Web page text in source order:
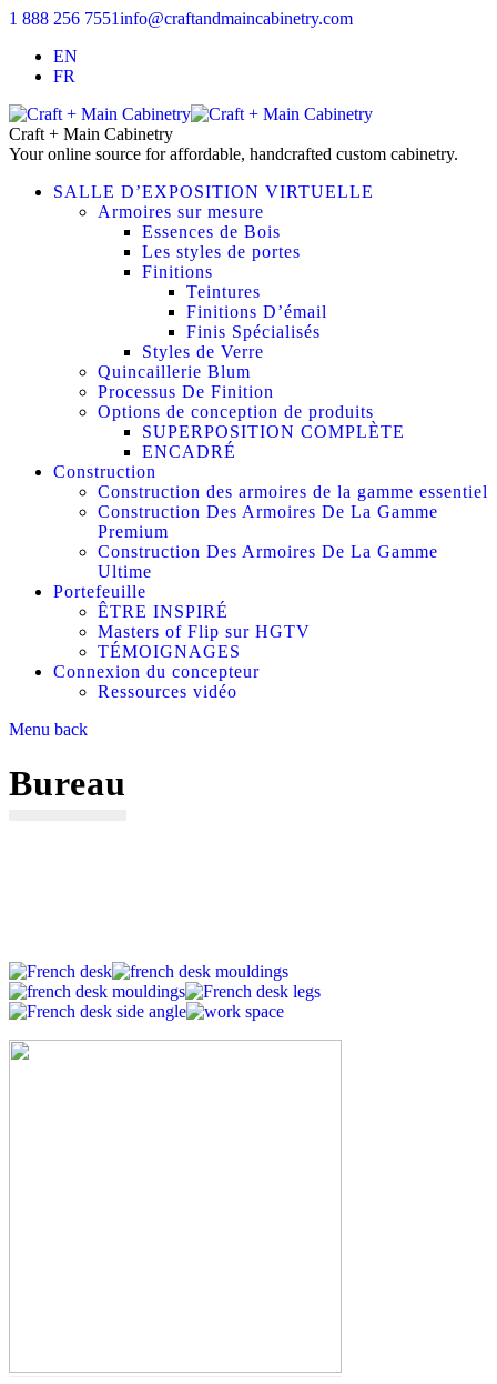
1 888 256 7551info@craftandmaincabinetry.com
EN
FR
Craft + Main Cabinetry
Your online source for affordable, handcrafted custom cabinetry.
SALLE D’EXPOSITION VIRTUELLE
Armoires sur mesure
Essences de Bois
Les styles de portes
Finitions
Teintures
Finitions D’émail
Finis Spécialisés
Styles de Verre
Quincaillerie Blum
Processus De Finition
Options de conception de produits
SUPERPOSITION COMPLÈTE
ENCADRÉ
Construction
Construction des armoires de la gamme essentiel
Construction Des Armoires De La Gamme
Premium
Construction Des Armoires De La Gamme
Ultime
Portefeuille
ÊTRE INSPIRÉ
Masters of Flip sur HGTV
TÉMOIGNAGES
Connexion du concepteur
Ressources vidéo
Menu back
Bureau